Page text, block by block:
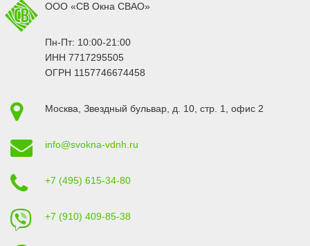
ООО «СВ Окна СВАО»
Пн-Пт: 10:00-21:00
ИНН 7717295505
ОГРН 1157746674458
Москва, Звездный бульвар, д. 10, стр. 1, офис 2
info@svokna-vdnh.ru
+7 (495) 615-34-80
+7 (910) 409-85-38